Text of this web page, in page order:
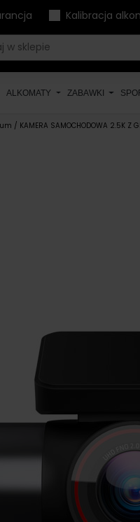
Kalibracja
ALKOMATY ZABAWKI
/ KAMERA SAMOCHODOWA 2.5K Z